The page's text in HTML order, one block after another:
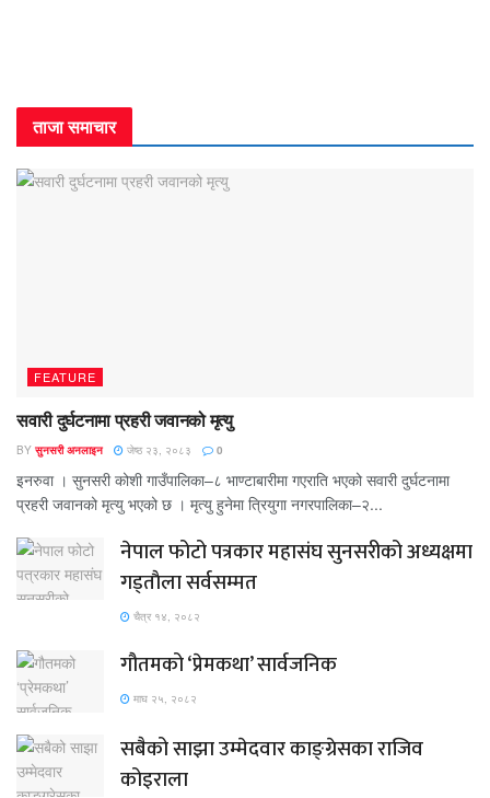
ताजा समाचार
FEATURE
सवारी दुर्घटनामा प्रहरी जवानको मृत्यु
BY सुनसरी अनलाइन जेष्ठ २३, २०८३ 0
इनरुवा । सुनसरी कोशी गाउँपालिका–८ भाण्टाबारीमा गएराति भएको सवारी दुर्घटनामा
प्रहरी जवानको मृत्यु भएको छ । मृत्यु हुनेमा त्रियुगा नगरपालिका–२...
नेपाल फोटो पत्रकार महासंघ सुनसरीको अध्यक्षमा
गड्ताैला सर्वसम्मत
चैत्र १४, २०८२
गौतमको ‘प्रेमकथा’ सार्वजनिक
माघ २५, २०८२
सबैको साझा उम्मेदवार काङ्ग्रेसका राजिव
कोइराला